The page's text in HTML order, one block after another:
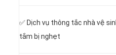
✅ Dịch vụ thông tắc nhà vệ
tắm bị nghẹt